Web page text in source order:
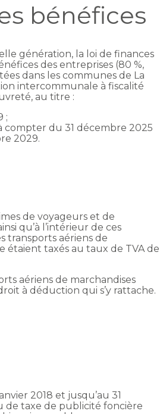
bénéfices
génération, la loi de finances
des entreprises (80 %,
dans les communes de La
intercommunale à fiscalité
au titre :
;
compter du 31 décembre 2025
2029.
de voyageurs et de
qu’à l’intérieur de ces
transports aériens de
taxés au taux de TVA de
aériens de marchandises
à déduction qui s’y rattache.
2018 et jusqu’au 31
de taxe de publicité foncière